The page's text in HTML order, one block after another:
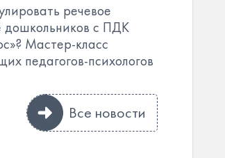
речевое
дошкольников с ПДК
Мастер-класс
педагогов-психологов
Все новости